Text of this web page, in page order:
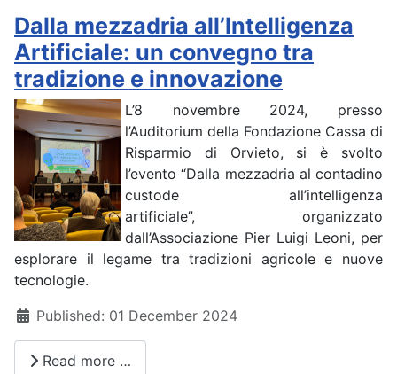
Dalla mezzadria all’Intelligenza
Artificiale: un convegno tra
tradizione e innovazione
L’8 novembre 2024, presso
l’Auditorium della Fondazione Cassa di
Risparmio di Orvieto, si è svolto
l’evento “Dalla mezzadria al contadino
custode all’intelligenza
artificiale”, organizzato
dall’Associazione Pier Luigi Leoni, per
esplorare il legame tra tradizioni agricole e nuove
tecnologie.
DetailsPublished: 01 December 2024
Read more …